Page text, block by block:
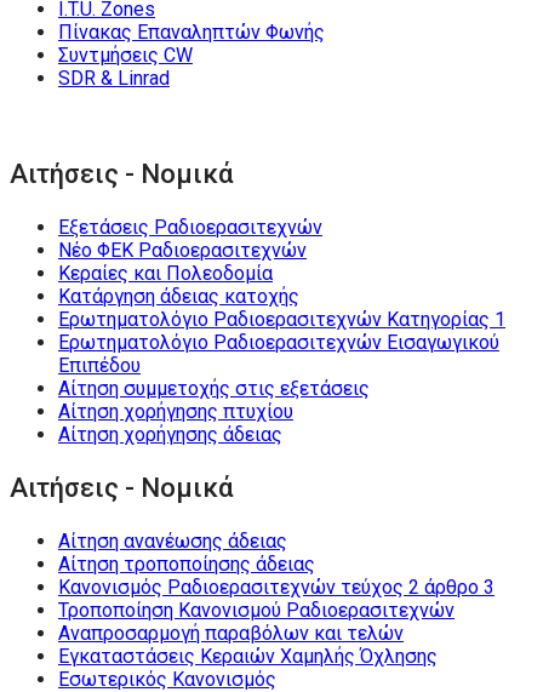
I.T.U. Zones
Πίνακας Επαναληπτών Φωνής
Συντμήσεις CW
SDR & Linrad
Αιτήσεις - Νομικά
Εξετάσεις Ραδιοερασιτεχνών
Νέο ΦΕΚ Ραδιοερασιτεχνών
Κεραίες και Πολεοδομία
Κατάργηση άδειας κατοχής
Ερωτηματολόγιο Ραδιοερασιτεχνών Κατηγορίας 1
Ερωτηματολόγιο Ραδιοερασιτεχνών Εισαγωγικού
Επιπέδου
Αίτηση συμμετοχής στις εξετάσεις
Αίτηση χορήγησης πτυχίου
Αίτηση χορήγησης άδειας
Αιτήσεις - Νομικά
Αίτηση ανανέωσης άδειας
Αίτηση τροποποίησης άδειας
Κανονισμός Ραδιοερασιτεχνών τεύχος 2 άρθρο 3
Τροποποίηση Κανονισμού Ραδιοερασιτεχνών
Αναπροσαρμογή παραβόλων και τελών
Εγκαταστάσεις Κεραιών Χαμηλής Όχλησης
Εσωτερικός Κανονισμός